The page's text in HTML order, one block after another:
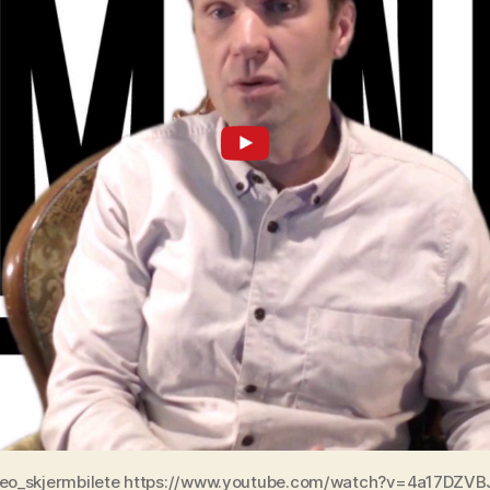
https://www.youtube.com/